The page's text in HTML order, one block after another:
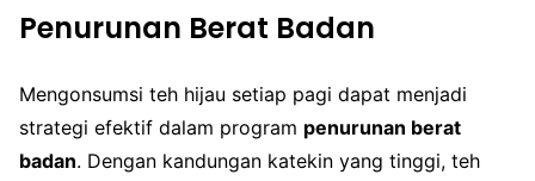
Penurunan Berat Badan
Mengonsumsi teh hijau setiap pagi dapat menjadi
strategi efektif dalam program penurunan berat
badan. Dengan kandungan katekin yang tinggi, teh